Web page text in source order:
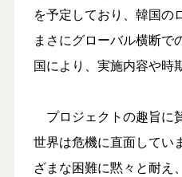
を予定しており、韓国の
まさにグローバル横断で
国により、実施内容や時
プロジェクトの趣旨に
世界は危機に直面してい
ざまな困難に黙々と耐え